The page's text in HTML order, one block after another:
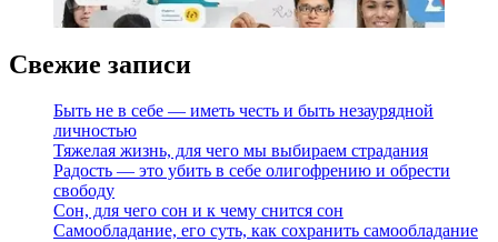
Свежие записи
Быть не в себе — иметь честь и быть незаурядной
личностью
Тяжелая жизнь, для чего мы выбираем страдания
Радость — это убить в себе олигофрению и обрести
свободу
Сон, для чего сон и к чему снится сон
Самообладание, его суть, как сохранить самообладание